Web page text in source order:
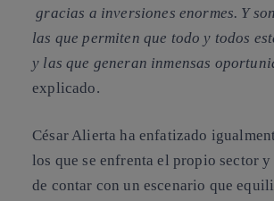
gracias a inversiones enormes. Y
las que permiten que todo y todos
y las que generan inmensas
explicado.
César Alierta ha enfatizado
los que se enfrenta el propio sector y
de contar con un escenario que